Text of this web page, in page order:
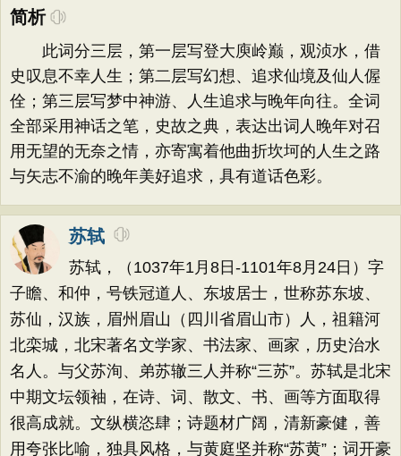
简析
此词分三层，第一层写登大庾岭巅，观浈水，借
史叹息不幸人生；第二层写幻想、追求仙境及仙人偓
佺；第三层写梦中神游、人生追求与晚年向往。全词
全部采用神话之笔，史故之典，表达出词人晚年对召
用无望的无奈之情，亦寄寓着他曲折坎坷的人生之路
与矢志不渝的晚年美好追求，具有道话色彩。
苏轼
苏轼，（1037年1月8日-1101年8月24日）字
子瞻、和仲，号铁冠道人、东坡居士，世称苏东坡、
苏仙，汉族，眉州眉山（四川省眉山市）人，祖籍河
北栾城，北宋著名文学家、书法家、画家，历史治水
名人。与父苏洵、弟苏辙三人并称“三苏”。苏轼是北宋
中期文坛领袖，在诗、词、散文、书、画等方面取得
很高成就。文纵横恣肆；诗题材广阔，清新豪健，善
用夸张比喻，独具风格，与黄庭坚并称“苏黄”；词开豪